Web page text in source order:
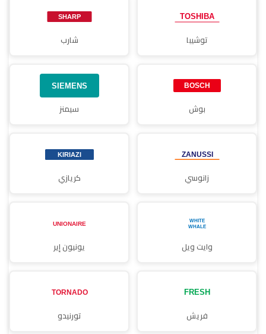
توشيبا شارب
بوش سيمنز
زانوسي كريازي
وايت ويل يونيون إير
فريش تورنيدو